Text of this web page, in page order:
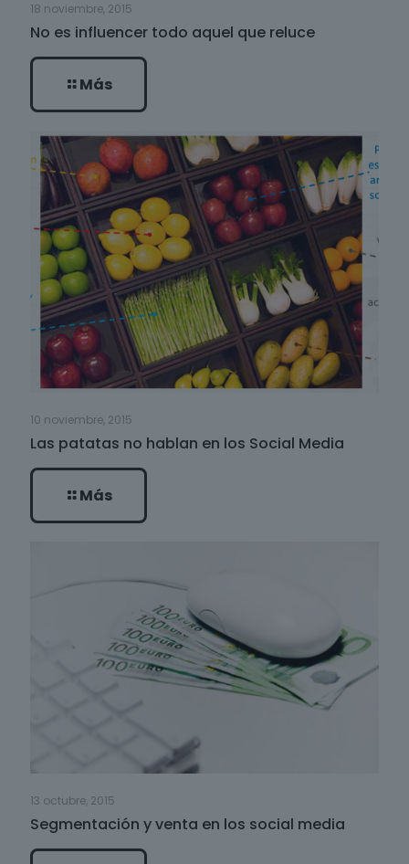
18 noviembre, 2015
No es influencer todo aquel que reluce
Más
10 noviembre, 2015
Las patatas no hablan en los Social Media
Más
13 octubre, 2015
Segmentación y venta en los social media